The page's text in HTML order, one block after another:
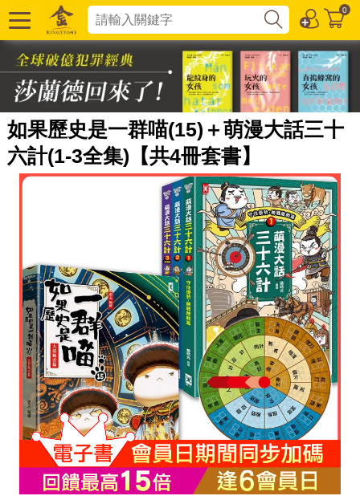
0
如果歷史是一群喵(15)＋萌漫大話三十
六計(1-3全集)【共4冊套書】